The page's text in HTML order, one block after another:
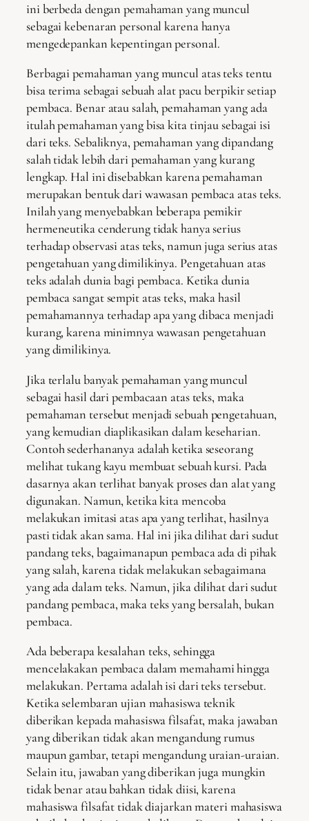
ini berbeda dengan pemahaman yang muncul
sebagai kebenaran personal karena hanya
mengedepankan kepentingan personal.
Berbagai pemahaman yang muncul atas teks tentu
bisa terima sebagai sebuah alat pacu berpikir setiap
pembaca. Benar atau salah, pemahaman yang ada
itulah pemahaman yang bisa kita tinjau sebagai isi
dari teks. Sebaliknya, pemahaman yang dipandang
salah tidak lebih dari pemahaman yang kurang
lengkap. Hal ini disebabkan karena pemahaman
merupakan bentuk dari wawasan pembaca atas teks.
Inilah yang menyebabkan beberapa pemikir
hermeneutika cenderung tidak hanya serius
terhadap observasi atas teks, namun juga serius atas
pengetahuan yang dimilikinya. Pengetahuan atas
teks adalah dunia bagi pembaca. Ketika dunia
pembaca sangat sempit atas teks, maka hasil
pemahamannya terhadap apa yang dibaca menjadi
kurang, karena minimnya wawasan pengetahuan
yang dimilikinya.
Jika terlalu banyak pemahaman yang muncul
sebagai hasil dari pembacaan atas teks, maka
pemahaman tersebut menjadi sebuah pengetahuan,
yang kemudian diaplikasikan dalam keseharian.
Contoh sederhananya adalah ketika seseorang
melihat tukang kayu membuat sebuah kursi. Pada
dasarnya akan terlihat banyak proses dan alat yang
digunakan. Namun, ketika kita mencoba
melakukan imitasi atas apa yang terlihat, hasilnya
pasti tidak akan sama. Hal ini jika dilihat dari sudut
pandang teks, bagaimanapun pembaca ada di pihak
yang salah, karena tidak melakukan sebagaimana
yang ada dalam teks. Namun, jika dilihat dari sudut
pandang pembaca, maka teks yang bersalah, bukan
pembaca.
Ada beberapa kesalahan teks, sehingga
mencelakakan pembaca dalam memahami hingga
melakukan. Pertama adalah isi dari teks tersebut.
Ketika selembaran ujian mahasiswa teknik
diberikan kepada mahasiswa filsafat, maka jawaban
yang diberikan tidak akan mengandung rumus
maupun gambar, tetapi mengandung uraian-uraian.
Selain itu, jawaban yang diberikan juga mungkin
tidak benar atau bahkan tidak diisi, karena
mahasiswa filsafat tidak diajarkan materi mahasiswa